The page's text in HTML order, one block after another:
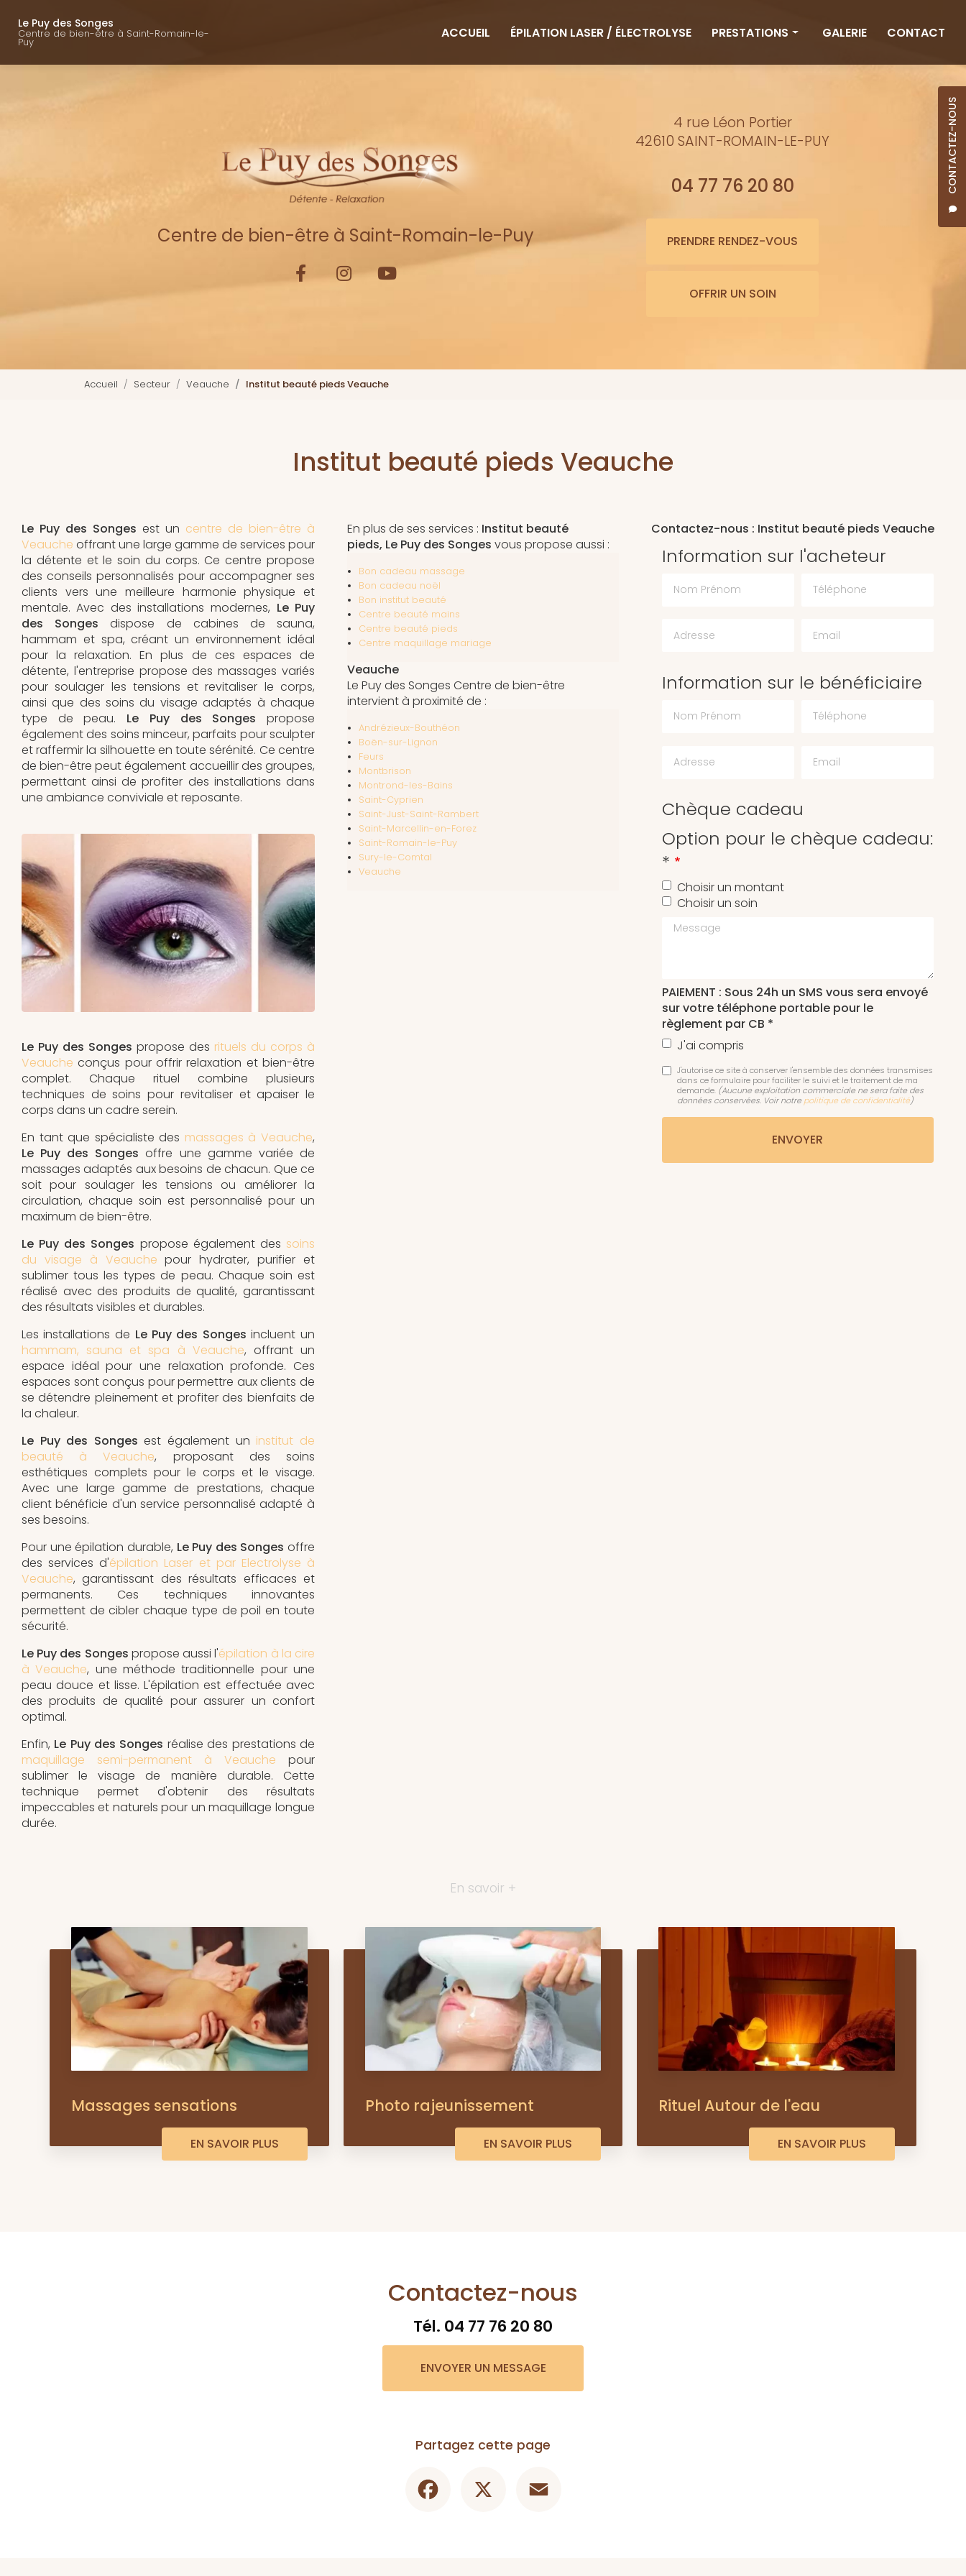
contenu
Le Puy des Songes
Centre de bien-être à Saint-Romain-le-
Puy
CONTACTEZ-NOUS
ACCUEIL
ÉPILATION LASER / ÉLECTROLYSE PRESTATIONS
Minceur
Bienfaits de l'eau
GALERIE CONTACT
Centre de bien-être à Saint-Romain-le-Puy
4 rue Léon Portier
42610 SAINT-ROMAIN-LE-PUY
04 77 76 20 80
PRENDRE RENDEZ-VOUS
OFFRIR UN SOIN
Accueil Secteur Veauche Institut beauté pieds Veauche
Institut beauté pieds Veauche
Le Puy des Songes est un centre de bien-être à
Veauche offrant une large gamme de services pour
la détente et le soin du corps. Ce centre propose
des conseils personnalisés pour accompagner ses
clients vers une meilleure harmonie physique et
mentale. Avec des installations modernes, Le Puy
des Songes dispose de cabines de sauna,
hammam et spa, créant un environnement idéal
pour la relaxation. En plus de ces espaces de
détente, l'entreprise propose des massages variés
pour soulager les tensions et revitaliser le corps,
ainsi que des soins du visage adaptés à chaque
type de peau. Le Puy des Songes propose
également des soins minceur, parfaits pour sculpter
et raffermir la silhouette en toute sérénité. Ce centre
de bien-être peut également accueillir des groupes,
permettant ainsi de profiter des installations dans
une ambiance conviviale et reposante.
Le Puy des Songes propose des rituels du corps à
Veauche conçus pour offrir relaxation et bien-être
complet. Chaque rituel combine plusieurs
techniques de soins pour revitaliser et apaiser le
corps dans un cadre serein.
En tant que spécialiste des massages à Veauche,
Le Puy des Songes offre une gamme variée de
massages adaptés aux besoins de chacun. Que ce
soit pour soulager les tensions ou améliorer la
circulation, chaque soin est personnalisé pour un
maximum de bien-être.
Le Puy des Songes propose également des soins
du visage à Veauche pour hydrater, purifier et
sublimer tous les types de peau. Chaque soin est
réalisé avec des produits de qualité, garantissant
des résultats visibles et durables.
Les installations de Le Puy des Songes incluent un
hammam, sauna et spa à Veauche, offrant un
espace idéal pour une relaxation profonde. Ces
espaces sont conçus pour permettre aux clients de
se détendre pleinement et profiter des bienfaits de
la chaleur.
Le Puy des Songes est également un institut de
beauté à Veauche, proposant des soins
esthétiques complets pour le corps et le visage.
Avec une large gamme de prestations, chaque
client bénéficie d'un service personnalisé adapté à
ses besoins.
Pour une épilation durable, Le Puy des Songes offre
des services d'épilation Laser et par Electrolyse à
Veauche, garantissant des résultats efficaces et
permanents. Ces techniques innovantes
permettent de cibler chaque type de poil en toute
sécurité.
Le Puy des Songes propose aussi l'épilation à la cire
à Veauche, une méthode traditionnelle pour une
peau douce et lisse. L'épilation est effectuée avec
des produits de qualité pour assurer un confort
optimal.
Enfin, Le Puy des Songes réalise des prestations de
maquillage semi-permanent à Veauche pour
sublimer le visage de manière durable. Cette
technique permet d'obtenir des résultats
impeccables et naturels pour un maquillage longue
durée.
En plus de ses services : Institut beauté
pieds, Le Puy des Songes vous propose aussi :
Bon cadeau massage
Bon cadeau noël
Bon institut beauté
Centre beauté mains
Centre beauté pieds
Centre maquillage mariage
Veauche
Le Puy des Songes Centre de bien-être
intervient à proximité de :
Andrézieux-Bouthéon
Boën-sur-Lignon
Feurs
Montbrison
Montrond-les-Bains
Saint-Cyprien
Saint-Just-Saint-Rambert
Saint-Marcellin-en-Forez
Saint-Romain-le-Puy
Sury-le-Comtal
Veauche
Contactez-nous : Institut beauté pieds Veauche
Information sur l'acheteur
Information sur le bénéficiaire
Chèque cadeau
Option pour le chèque cadeau:
*
Choisir un montant
Choisir un soin
Message
PAIEMENT : Sous 24h un SMS vous sera envoyé
sur votre téléphone portable pour le
règlement par CB *
J'ai compris
J'autorise ce site à conserver l'ensemble des données transmises
dans ce formulaire pour faciliter le suivi et le traitement de ma
demande. (Aucune exploitation commerciale ne sera faite des
données conservées. Voir notre politique de confidentialité)
En savoir +
Massages sensations
EN SAVOIR PLUS
Photo rajeunissement
EN SAVOIR PLUS
Rituel Autour de l'eau
EN SAVOIR PLUS
Contactez-nous
Tél. 04 77 76 20 80
ENVOYER UN MESSAGE
Partagez cette page